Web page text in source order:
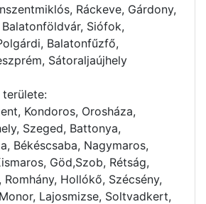
Ráckeve, Gárdony,
Siófok,
Balatonfűzfő,
Sátoraljaújhely
területe:
Kondoros, Orosháza,
Szeged, Battonya,
Békéscsaba, Nagymaros,
Göd,Szob, Rétság,
Romhány, Hollókő, Szécsény,
Lajosmizse, Soltvadkert,